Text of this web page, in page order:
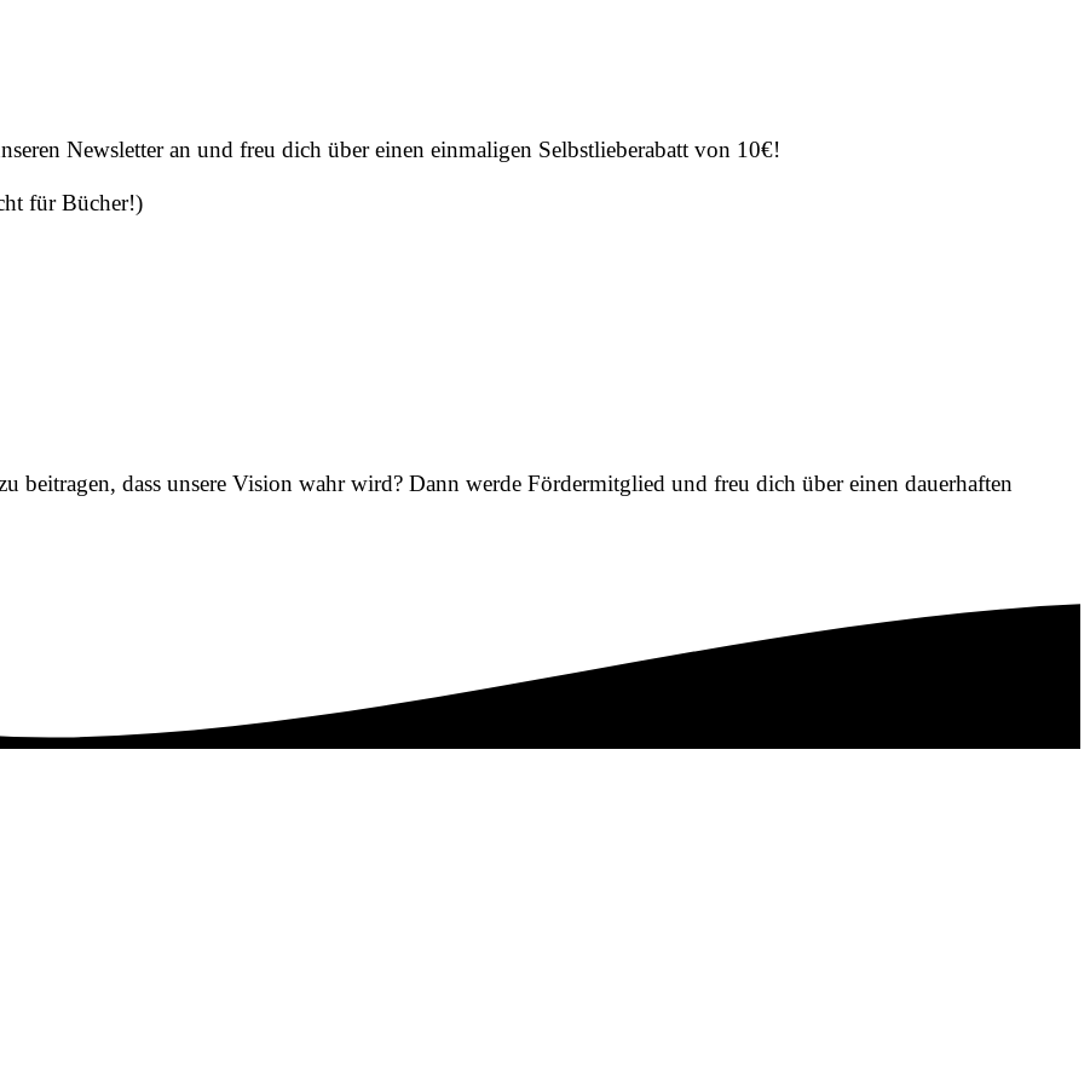
Newsletter an und freu dich über einen einmaligen Selbstlieberabatt von 10€!
für Bücher!)
beitragen, dass unsere Vision wahr wird? Dann werde Fördermitglied und freu dich über einen dauerhaften